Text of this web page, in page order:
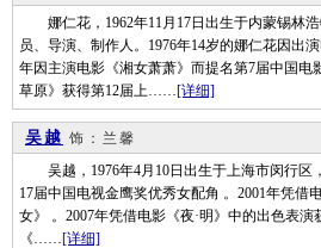
娜仁花，1962年11月17日出生于内蒙锡林浩
员、导演、制作人。1976年14岁的娜仁花因出
年因主演电影《湘女萧萧》而提名第7届中国电
草原》获得第12届上……[详细]
吴越 饰：兰馨
吴越，1976年4月10日出生于上海市闵行区
17届中国电视金鹰奖优秀女配角 。2001年凭
女》 。2007年凭借电影《夜·明》中的出色表
《……[详细]